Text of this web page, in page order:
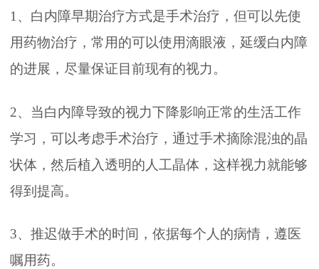
1、白内障早期治疗方式是手术治疗，但可以先使
用药物治疗，常用的可以使用滴眼液，延缓白内障
的进展，尽量保证目前现有的视力。
2、当白内障导致的视力下降影响正常的生活工作
学习，可以考虑手术治疗，通过手术摘除混浊的晶
状体，然后植入透明的人工晶体，这样视力就能够
得到提高。
3、推迟做手术的时间，依据每个人的病情，遵医
嘱用药。